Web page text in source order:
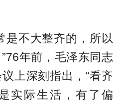
是不大整齐的，所以
年前，毛泽东同志
上深刻指出，“看齐
实际生活，有了偏